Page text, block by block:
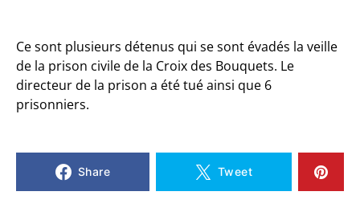
Ce sont plusieurs détenus qui se sont évadés la veille
de la prison civile de la Croix des Bouquets. Le
directeur de la prison a été tué ainsi que 6
prisonniers.
Share Tweet